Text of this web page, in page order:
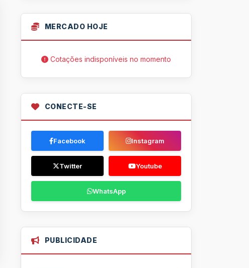
MERCADO HOJE
Cotações indisponíveis no momento
CONECTE-SE
Facebook Instagram
Twitter Youtube
WhatsApp
PUBLICIDADE